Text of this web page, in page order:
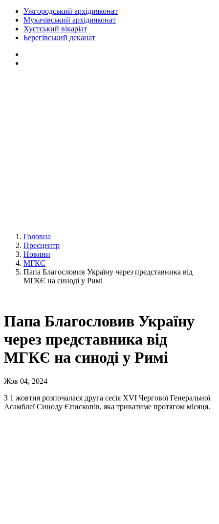
Ужгородський архідияконат
Мукачівський архідияконат
Хустський вікаріат
Берегівський деканат
Головна
Пресцентр
Новини
МГКЄ
Папа Благословив Україну через представника від
МГКЄ на синоді у Римі
Папа Благословив Україну
через представника від
МГКЄ на синоді у Римі
Жов 04, 2024
З 1 жовтня розпочалася друга сесія XVI Чергової Генеральної
Асамблеї Синоду Єпископів, яка триватиме протягом місяця.